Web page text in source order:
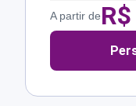
A partir deR$